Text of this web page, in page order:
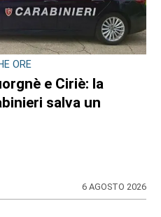
ORE
e Ciriè: la
salva un
6 AGOSTO 2026